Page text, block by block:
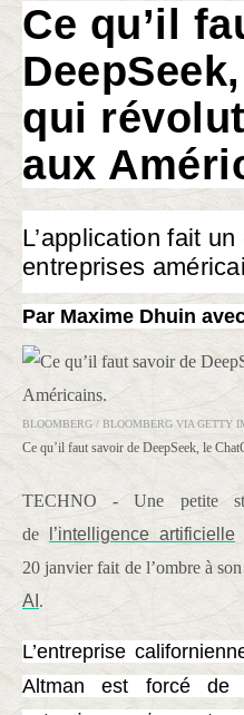
Ce qu’il
qui
aux
L’application fait
entreprises
Par Maxime Dhuin
BLOOMBERG / BLOOMBERG VIA GETTY
Ce qu’il faut savoir de DeepSeek, le
TECHNO - Une petite
de
l’intelligence artificielle
20 janvier fait de l’ombre à
AI .
L’entreprise
Altman est forcé de